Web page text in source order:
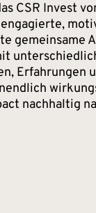
CSR Invest
gemeinsame
Erfahrungen
nachhaltig